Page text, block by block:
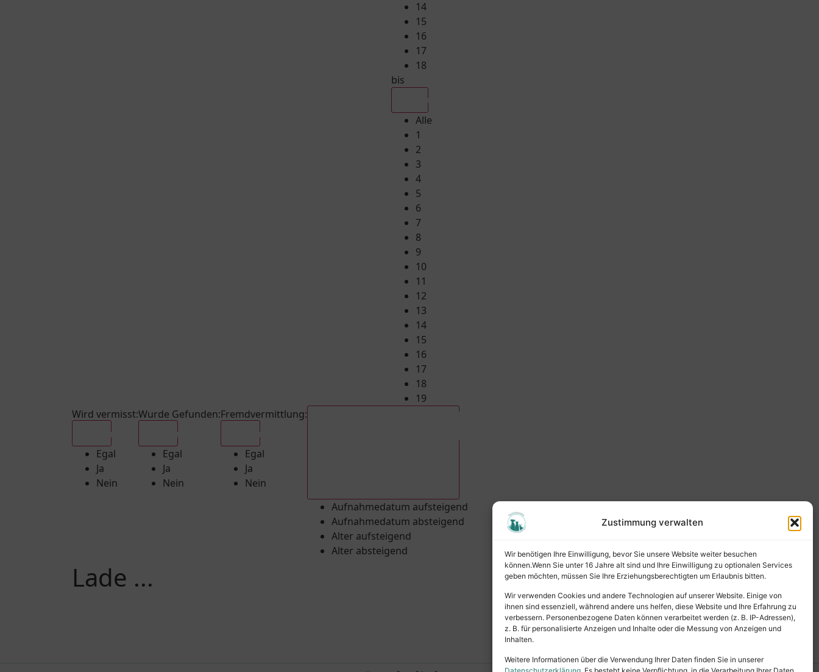
Zustimmung verwalten
Wir benötigen Ihre Einwilligung, bevor Sie unsere Website weiter besuchen
können.Wenn Sie unter 16 Jahre alt sind und Ihre Einwilligung zu optionalen Services
geben möchten, müssen Sie Ihre Erziehungsberechtigten um Erlaubnis bitten.
Wir verwenden Cookies und andere Technologien auf unserer Website. Einige von
ihnen sind essenziell, während andere uns helfen, diese Website und Ihre Erfahrung zu
verbessern. Personenbezogene Daten können verarbeitet werden (z. B. IP-Adressen),
z. B. für personalisierte Anzeigen und Inhalte oder die Messung von Anzeigen und
Inhalten.
Weitere Informationen über die Verwendung Ihrer Daten finden Sie in unserer
14
15
16
17
18
bis
Alle
1
2
3
4
5
6
7
8
9
10
11
12
13
14
15
16
17
18
19
Wird vermisst:
Egal
Ja
Nein
Wurde Gefunden:
Egal
Ja
Nein
Fremdvermittlung:
Egal
Ja
Nein
Aufnahmedatum aufsteigend
Aufnahmedatum absteigend
Alter aufsteigend
Alter absteigend
Lade ...